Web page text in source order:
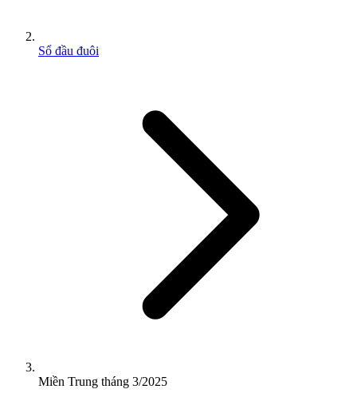
Sổ đầu đuôi
Miền Trung tháng 3/2025